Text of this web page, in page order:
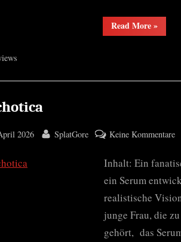
Read More“Violent
»
2026 By
SplatGore Keine Kommentarezu
Inhalt: Ein
ein Serum
realistische
junge Frau, die
gehört, das